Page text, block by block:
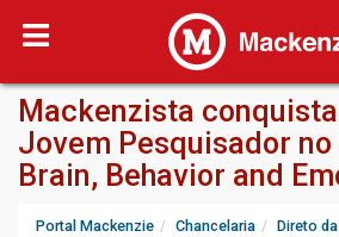
Mackenzista
Jovem Pesquisador no
Brain, Behavior and
Portal Mackenzie Chancelaria
Direto